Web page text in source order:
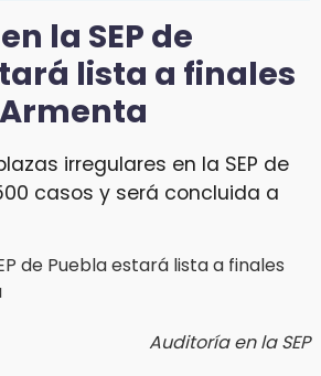
la SEP de
lista a finales
irregulares en la SEP de
casos y será concluida a
Auditoría en la SEP